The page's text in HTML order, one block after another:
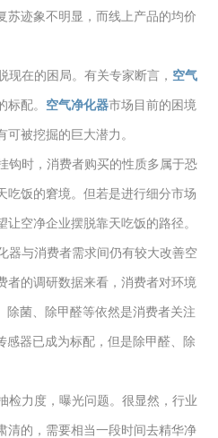
苏迹象不明显，而线上产品的均价
现在的困局。有关专家断言， 空气
配。 空气净化器市场目前的困境
被挖掘的巨大潜力。
钩时，消费者购买的性质多属于恐
吃饭的窘境。但若是进行细分市场
空净企业摆脱靠天吃饭的路径。
器与消费者需求间仍有较大改善空
者的调研数据来看，消费者对环境
除菌、除甲醛等依然是消费者关注
感器已成为标配，但是除甲醛、除
检力度，曝光问题。很显然，行业
清的，需要相当一段时间去精华净